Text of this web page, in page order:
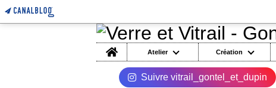
Home
Atelier Création
Suivre vitrail_gontel_et_dupin